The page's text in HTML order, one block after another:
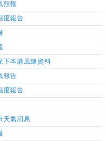
預報
度報告
下本港風速資料
報告
度報告
天氣消息